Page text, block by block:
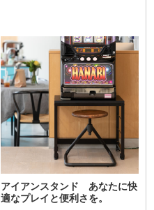
アイアンスタンド あなたに快
適なプレイと便利さを。